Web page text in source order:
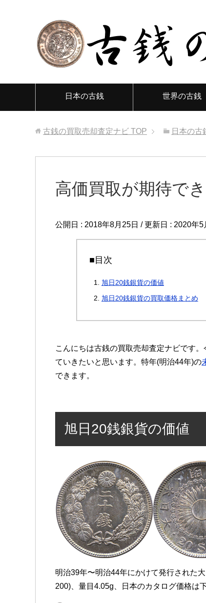
日本の古銭 世界の古銭
古銭の買取売却査定ナビ TOP 日本の古
高価買取が期待で
公開日 : 2018年8月25日 / 更新日 : 2020年5
■目次
旭日20銭銀貨の価値
旭日20銭銀貨の買取価格まとめ
こんにちは古銭の買取売却査定ナビです
ていきたいと思います。特年(明治44年)の
できます。
旭日20銭銀貨の価値
明治39年〜明治44年にかけて発行された
200)、量目4.05g、日本のカタログ価格は